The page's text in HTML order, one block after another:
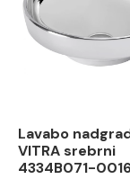
Lavabo
VITRA srebrni
4334B071-